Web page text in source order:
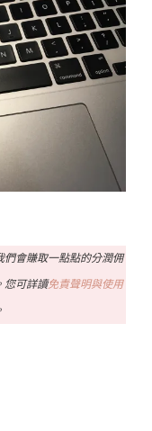
們會賺取一點點的分潤佣
您可詳讀免責聲明與使用